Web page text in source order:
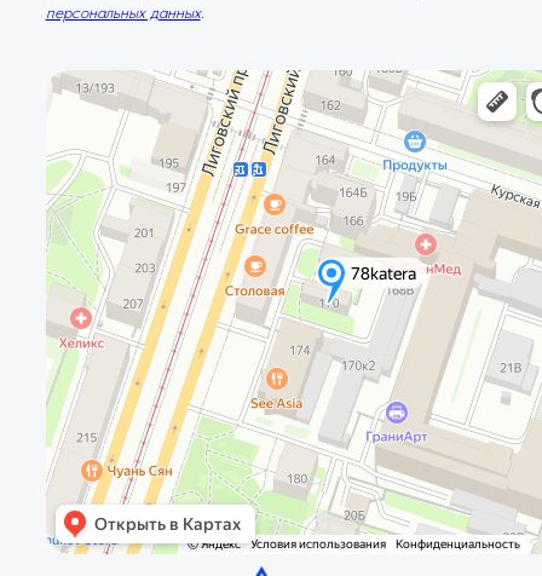
персональных данных.